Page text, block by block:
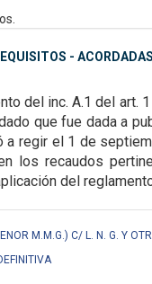
-
del inc. A.1 del art.
que fue dada a
a regir el 1 de
losrecaudos
del
M.M.G.) C/ L. N. G. Y